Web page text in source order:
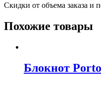
Скидки от объема заказа и
Похожие товары
Блокнот